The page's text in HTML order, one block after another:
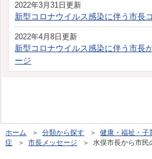
2022年3月31日更新
新型コロナウイルス感染に伴う市長
2022年4月8日更新
新型コロナウイルス感染に伴う市長
ージ
ホーム ＞分類から探す ＞健康・福祉・子
症 ＞市長メッセージ ＞ 水俣市長から市民